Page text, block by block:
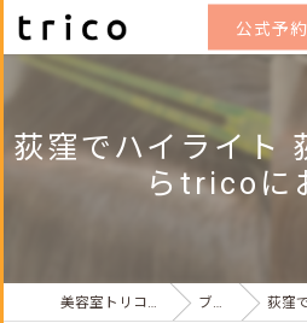
公式予
荻窪でハイライト
らtricoに
美容室トリコ荻窪店 ブログ 荻窪で